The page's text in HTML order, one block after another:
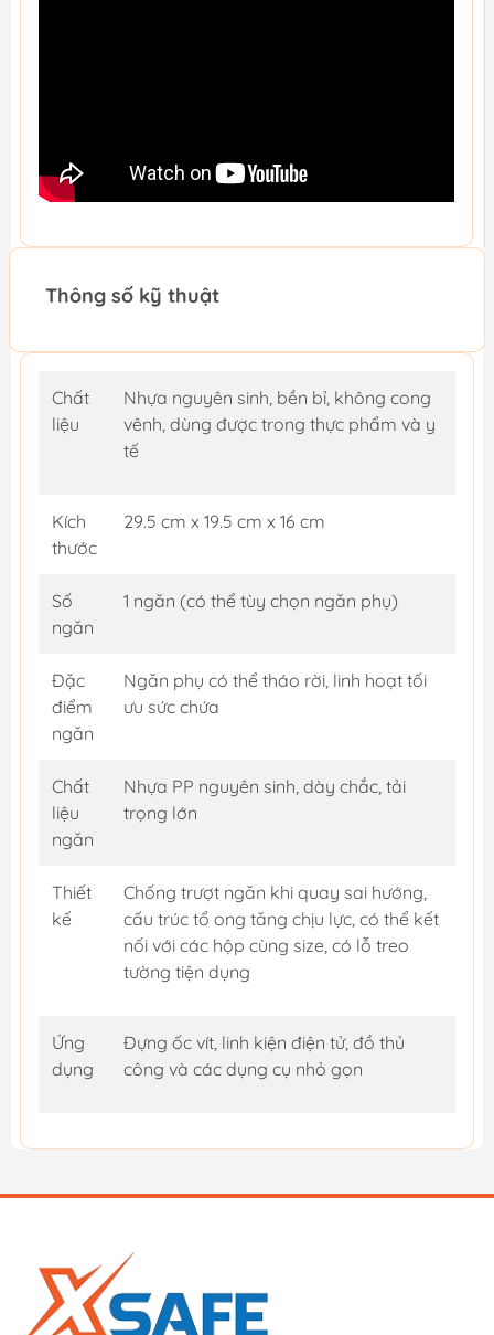
Thông số kỹ thuật
Chất
liệu
Nhựa nguyên sinh, bền bỉ, không cong
vênh, dùng được trong thực phẩm và y
tế
Kích
thước
29.5 cm x 19.5 cm x 16 cm
Số
ngăn
1 ngăn (có thể tùy chọn ngăn phụ)
Đặc
điểm
ngăn
Ngăn phụ có thể tháo rời, linh hoạt tối
ưu sức chứa
Chất
liệu
ngăn
Nhựa PP nguyên sinh, dày chắc, tải
trọng lớn
Thiết
kế
Chống trượt ngăn khi quay sai hướng,
cấu trúc tổ ong tăng chịu lực, có thể kết
nối với các hộp cùng size, có lỗ treo
tường tiện dụng
Ứng
dụng
Đựng ốc vít, linh kiện điện tử, đồ thủ
công và các dụng cụ nhỏ gọn